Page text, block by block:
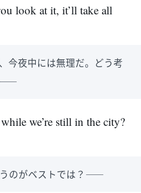
look at it, it’ll take all
夜中には無理だ。どう考
――
we’re still in the city?
のがベストでは？――